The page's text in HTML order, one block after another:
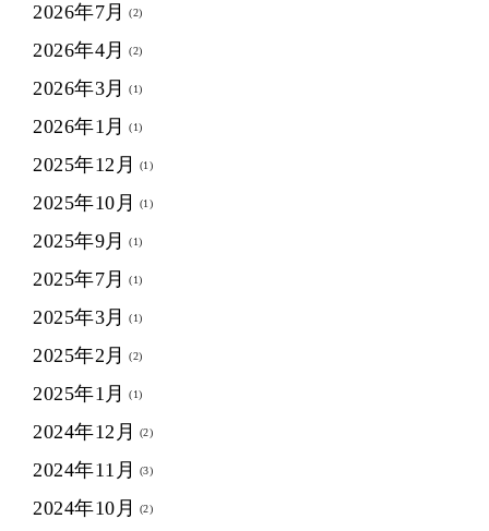
2026年7月 (2)
2026年4月 (2)
2026年3月 (1)
2026年1月 (1)
2025年12月 (1)
2025年10月 (1)
2025年9月 (1)
2025年7月 (1)
2025年3月 (1)
2025年2月 (2)
2025年1月 (1)
2024年12月 (2)
2024年11月 (3)
2024年10月 (2)